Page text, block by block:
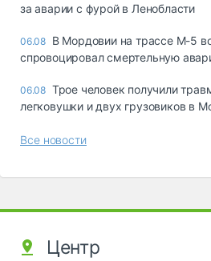
за аварии с фурой в Ленобласти
06.08 В Мордовии на трассе М-5
спровоцировал смертельную
06.08 Трое человек получили
легковушки и двух грузовиков в
Все новости
Центр